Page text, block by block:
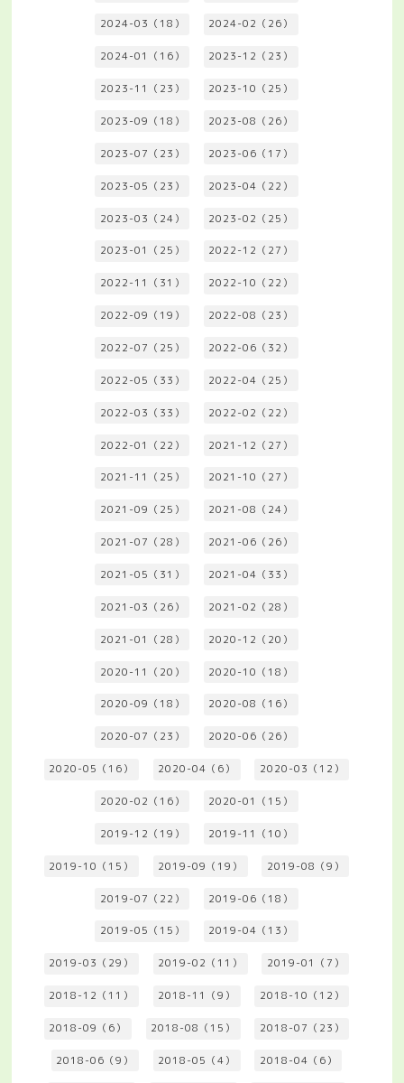
2024-03（18） 2024-02（26）
2024-01（16） 2023-12（23）
2023-11（23） 2023-10（25）
2023-09（18） 2023-08（26）
2023-07（23） 2023-06（17）
2023-05（23） 2023-04（22）
2023-03（24） 2023-02（25）
2023-01（25） 2022-12（27）
2022-11（31） 2022-10（22）
2022-09（19） 2022-08（23）
2022-07（25） 2022-06（32）
2022-05（33） 2022-04（25）
2022-03（33） 2022-02（22）
2022-01（22） 2021-12（27）
2021-11（25） 2021-10（27）
2021-09（25） 2021-08（24）
2021-07（28） 2021-06（26）
2021-05（31） 2021-04（33）
2021-03（26） 2021-02（28）
2021-01（28） 2020-12（20）
2020-11（20） 2020-10（18）
2020-09（18） 2020-08（16）
2020-07（23） 2020-06（26）
2020-05（16） 2020-04（6） 2020-03（12）
2020-02（16） 2020-01（15）
2019-12（19） 2019-11（10）
2019-10（15） 2019-09（19） 2019-08（9）
2019-07（22） 2019-06（18）
2019-05（15） 2019-04（13）
2019-03（29） 2019-02（11） 2019-01（7）
2018-12（11） 2018-11（9） 2018-10（12）
2018-09（6） 2018-08（15） 2018-07（23）
2018-06（9） 2018-05（4） 2018-04（6）